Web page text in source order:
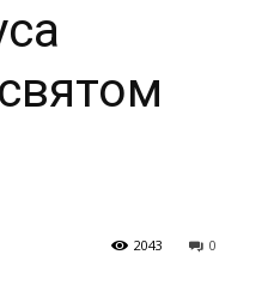
0
2043